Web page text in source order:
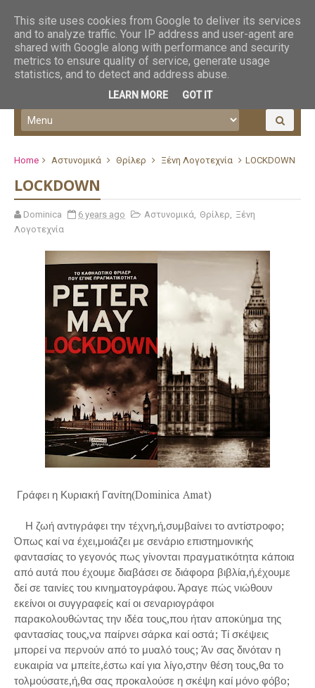
Home Αστυνομικά Θρίλερ Ξένη Λογοτεχνία LOCKDOWN
LOCKDOWN
Dominica 6 years ago Αστυνομικά, Θρίλερ, Ξένη
Λογοτεχνία
Γράφει η Κυριακή Γανίτη(Dominica Amat)
Η ζωή αντιγράφει την τέχνη,ή,συμβαίνει το αντίστροφο;
Όπως καί να έχει,μοιάζει με σενάριο επιστημονικής
φαντασίας το γεγονός πως γίνονται πραγματικότητα κάποια
από αυτά που έχουμε διαβάσει σε διάφορα βιβλία,ή,έχουμε
δεί σε ταινίες του κινηματογράφου. Άραγε πώς νιώθουν
εκείνοι οι συγγραφείς καί οι σεναριογράφοι
παρακολουθώντας την ιδέα τους,που ήταν αποκύημα της
φαντασίας τους,να παίρνει σάρκα καί οστά; Τί σκέψεις
μπορεί να περνούν από το μυαλό τους; Άν σας δινόταν η
ευκαιρία να μπείτε,έστω καί για λίγο,στην θέση τους,θα το
τολμούσατε,ή,θα σας προκαλούσε η σκέψη καί μόνο φόβο;
This site uses cookies from Google to deliver its services
and to analyze traffic. Your IP address and user-agent are
shared with Google along with performance and security
metrics to ensure quality of service, generate usage
statistics, and to detect and address abuse.
LEARN MORE GOT IT